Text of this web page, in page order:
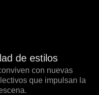
de estilos
con nuevas
que impulsan la